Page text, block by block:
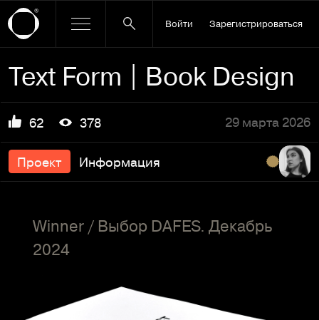
Войти Зарегистрироваться
Text Form | Book Design
62 378 29 марта 2026
Проект Информация
Winner / Выбор DAFES. Декабрь
2024